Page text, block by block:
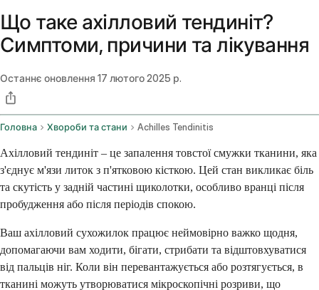
Що таке ахілловий тендиніт?
Симптоми, причини та лікування
Останнє оновлення 17 лютого 2025 р.
Головна Хвороби та стани Achilles Tendinitis
Ахілловий тендиніт – це запалення товстої смужки тканини, яка
з'єднує м'язи литок з п'ятковою кісткою. Цей стан викликає біль
та скутість у задній частині щиколотки, особливо вранці після
пробудження або після періодів спокою.
Ваш ахілловий сухожилок працює неймовірно важко щодня,
допомагаючи вам ходити, бігати, стрибати та відштовхуватися
від пальців ніг. Коли він перевантажується або розтягується, в
тканині можуть утворюватися мікроскопічні розриви, що